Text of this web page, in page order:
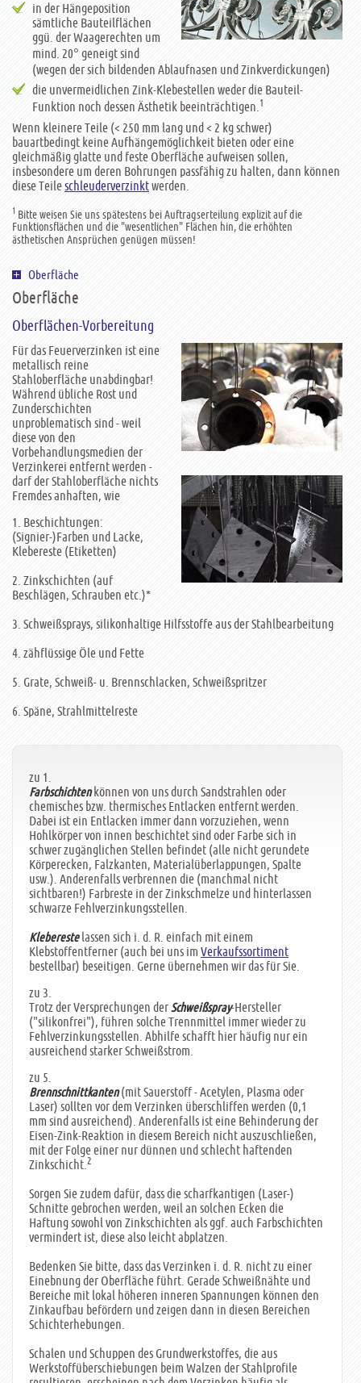
in der Hängeposition
sämtliche Bauteilflächen
ggü. der Waagerechten um
mind. 20° geneigt sind
(wegen der sich bildenden Ablaufnasen und Zinkverdickungen)
die unvermeidlichen Zink-Klebestellen weder die Bauteil-
Funktion noch dessen Ästhetik beeinträchtigen.1
Wenn kleinere Teile (< 250 mm lang und < 2 kg schwer)
bauartbedingt keine Aufhängemöglichkeit bieten oder eine
gleichmäßig glatte und feste Oberfläche aufweisen sollen,
insbesondere um deren Bohrungen passfähig zu halten, dann können
diese Teileschleuderverzinktwerden.
1 Bitte weisen Sie uns spätestens bei Auftragserteilung explizit auf die
Funktionsflächen und die "wesentlichen" Flächen hin, die erhöhten
ästhetischen Ansprüchen genügen müssen!
Oberfläche
Oberfläche
Oberflächen-Vorbereitung
Für das Feuerverzinken ist eine
metallisch reine
Stahloberfläche unabdingbar!
Während übliche Rost und
Zunderschichten
unproblematisch sind - weil
diese von den
Vorbehandlungsmedien der
Verzinkerei entfernt werden -
darf der Stahloberfläche nichts
Fremdes anhaften, wie
1. Beschichtungen:
(Signier-)Farben und Lacke,
Klebereste (Etiketten)
2. Zinkschichten (auf
Beschlägen, Schrauben etc.)*
3. Schweißsprays, silikonhaltige Hilfsstoffe aus der Stahlbearbeitung
4. zähflüssige Öle und Fette
5. Grate, Schweiß- u. Brennschlacken, Schweißspritzer
6. Späne, Strahlmittelreste
zu 1.
Farbschichtenkönnen von uns durch Sandstrahlen oder
chemisches bzw. thermisches Entlacken entfernt werden.
Dabei ist ein Entlacken immer dann vorzuziehen, wenn
Hohlkörper von innen beschichtet sind oder Farbe sich in
schwer zugänglichen Stellen befindet (alle nicht gerundete
Körperecken, Falzkanten, Materialüberlappungen, Spalte
usw.). Anderenfalls verbrennen die (manchmal nicht
sichtbaren!) Farbreste in der Zinkschmelze und hinterlassen
schwarze Fehlverzinkungsstellen.
Kleberestelassen sich i. d. R. einfach mit einem
Klebstoffentferner (auch bei uns im Verkaufssortiment
bestellbar) beseitigen. Gerne übernehmen wir das für Sie.
zu 3.
Trotz der Versprechungen der Schweißspray-Hersteller
("silikonfrei"), führen solche Trennmittel immer wieder zu
Fehlverzinkungsstellen. Abhilfe schafft hier häufig nur ein
ausreichend starker Schweißstrom.
zu 5.
Brennschnittkanten(mit Sauerstoff - Acetylen, Plasma oder
Laser) sollten vor dem Verzinken überschliffen werden (0,1
mm sind ausreichend). Anderenfalls ist eine Behinderung der
Eisen-Zink-Reaktion in diesem Bereich nicht auszuschließen,
mit der Folge einer nur dünnen und schlecht haftenden
Zinkschicht. 2
Sorgen Sie zudem dafür, dass die scharfkantigen (Laser-)
Schnitte gebrochen werden, weil an solchen Ecken die
Haftung sowohl von Zinkschichten als ggf. auch Farbschichten
vermindert ist, diese also leicht abplatzen.
Bedenken Sie bitte, dass das Verzinken i. d. R. nicht zu einer
Einebnung der Oberfläche führt. Gerade Schweißnähte und
Bereiche mit lokal höheren inneren Spannungen können den
Zinkaufbau befördern und zeigen dann in diesen Bereichen
Schichterhebungen.
Schalen und Schuppen des Grundwerkstoffes, die aus
Werkstoffüberschiebungen beim Walzen der Stahlprofile